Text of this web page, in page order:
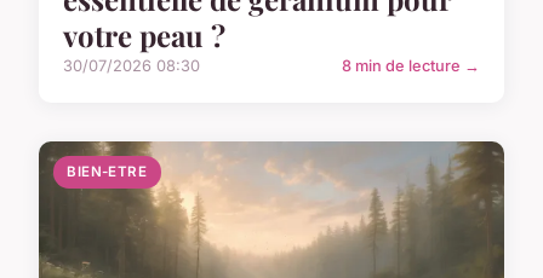
votre peau ?
30/07/2026 08:30 8 min de lecture →
BIEN-ETRE